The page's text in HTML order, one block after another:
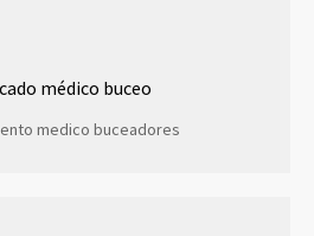
médico buceo
medico buceadores